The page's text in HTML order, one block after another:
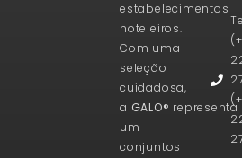
estabelecimentos
hoteleiros.
Com uma
seleção
cuidadosa,
a GALO® representa
um
conjuntos